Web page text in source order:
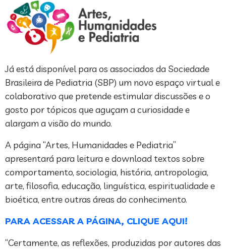
Já está disponível para os associados da Sociedade
Brasileira de Pediatria (SBP) um novo espaço virtual e
colaborativo que pretende estimular discussões e o
gosto por tópicos que aguçam a curiosidade e
alargam a visão do mundo.
A página “Artes, Humanidades e Pediatria”
apresentará para leitura e download textos sobre
comportamento, sociologia, história, antropologia,
arte, filosofia, educação, linguística, espiritualidade e
bioética, entre outras áreas do conhecimento.
PARA ACESSAR A PÁGINA, CLIQUE AQUI!
“Certamente, as reflexões, produzidas por autores das